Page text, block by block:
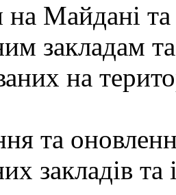
на Майдані
закладам
на
та
закладів